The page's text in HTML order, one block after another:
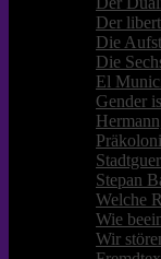
Der
Die
Die
El
Gender
Stepan
Welche
Wie
Wir